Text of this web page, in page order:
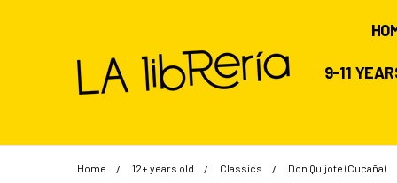
9-11
Home 12+ years old Classics Don Quijote (Cucaña)